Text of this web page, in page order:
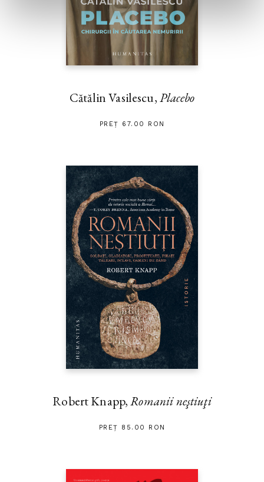
Cătălin Vasilescu,Placebo
PREȚ 67.00 RON
Robert Knapp,Romanii neştiuţi
PREȚ 85.00 RON